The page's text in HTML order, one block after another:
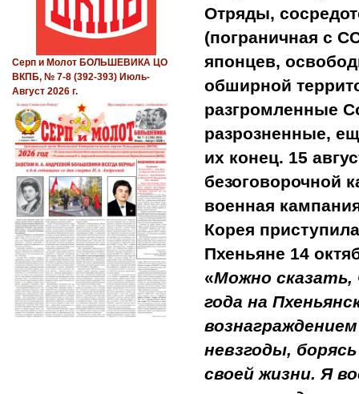
Отряды,
(пограничная с
японцев,
обширной
разгромленные
разрозненные,
их конец. 15
безоговорочной
военная
Корея
Пхеньяне 14
«Можно сказать,
года на
невзгоды,
своей жизни. Я
Серп и Молот БОЛЬШЕВИКА ЦО
ВКПБ, № 7-8 (392-393) Июль-
Август 2026 г.